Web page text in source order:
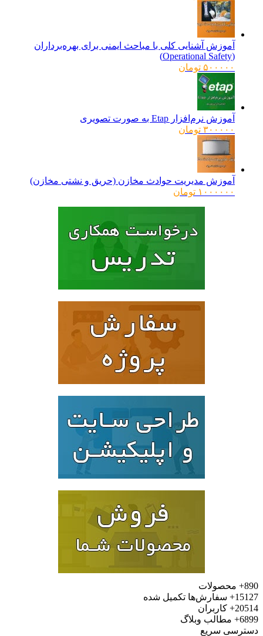
آموزش آشنایی کلی با مباحث ایمنی برای بهره‌برداران
۵۰۰۰۰۰ تومان
آموزش نرم‌افزار Etap به صورت تصویری
۳۰۰۰۰۰ تومان
آموزش مدیریت حوادث مخازن (حریق و نشتی مخازن)
۱۰۰۰۰۰۰ تومان
محصولات
سفارش‌ها تکمیل شده
کاربران
مطالب وبلاگ
سریع